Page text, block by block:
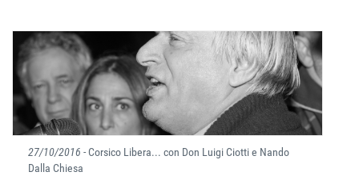
27/10/2016 - Corsico Libera... con Don Luigi Ciotti e Nando
Dalla Chiesa